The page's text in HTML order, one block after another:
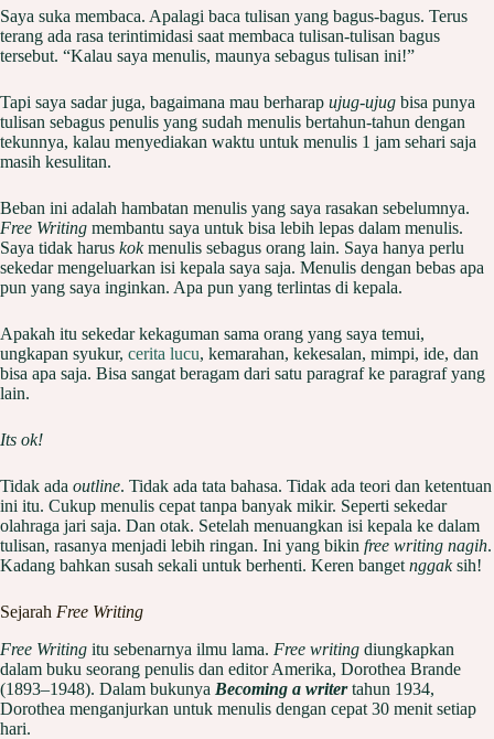
Saya suka membaca. Apalagi baca tulisan yang bagus-bagus. Terus
terang ada rasa terintimidasi saat membaca tulisan-tulisan bagus
tersebut. “Kalau saya menulis, maunya sebagus tulisan ini!”
Tapi saya sadar juga, bagaimana mau berharap ujug-ujug bisa punya
tulisan sebagus penulis yang sudah menulis bertahun-tahun dengan
tekunnya, kalau menyediakan waktu untuk menulis 1 jam sehari saja
masih kesulitan.
Beban ini adalah hambatan menulis yang saya rasakan sebelumnya.
Free Writing membantu saya untuk bisa lebih lepas dalam menulis.
Saya tidak harus kokmenulis sebagus orang lain. Saya hanya perlu
sekedar mengeluarkan isi kepala saya saja. Menulis dengan bebas apa
pun yang saya inginkan. Apa pun yang terlintas di kepala.
Apakah itu sekedar kekaguman sama orang yang saya temui,
ungkapan syukur, cerita lucu, kemarahan, kekesalan, mimpi, ide, dan
bisa apa saja. Bisa sangat beragam dari satu paragraf ke paragraf yang
lain.
Its ok!
Tidak ada outline. Tidak ada tata bahasa. Tidak ada teori dan ketentuan
ini itu. Cukup menulis cepat tanpa banyak mikir. Seperti sekedar
olahraga jari saja. Dan otak. Setelah menuangkan isi kepala ke dalam
tulisan, rasanya menjadi lebih ringan. Ini yang bikin free writing nagih.
Kadang bahkan susah sekali untuk berhenti. Keren banget nggaksih!
Sejarah Free Writing
Free Writing itu sebenarnya ilmu lama. Free writing diungkapkan
dalam buku seorang penulis dan editor Amerika, Dorothea Brande
(1893–1948). Dalam bukunya Becoming a writertahun 1934,
Dorothea menganjurkan untuk menulis dengan cepat 30 menit setiap
hari.